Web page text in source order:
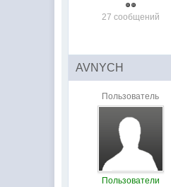
27 сообщений
AVNYCH
Пользователь
Пользователи